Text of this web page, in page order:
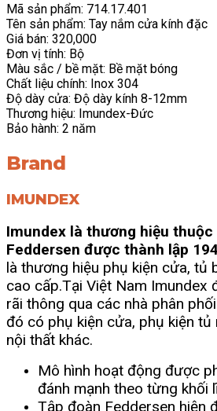
Mã sản phẩm: 714.17.401
Tên sản phẩm: Tay nắm cửa kính đặc
Giá bán: 320,000
Đơn vị tính: Bộ
Màu sắc / bề mặt: Bề mặt bóng
Chất liệu chính: Inox 304
Độ dày cửa: Độ dày kính 8-12mm
Thương hiệu: Imundex-Đức
Bảo hành: 2 năm
Brand
IMUNDEX
Imundex là thương hiệu thuộc
Feddersen được thành lập
là thương hiệu phụ kiện cửa, tủ
cao cấp.Tại Việt Nam Imundex
rãi thông qua các nhà phân
đó có phụ kiện cửa, phụ kiện tủ
nội thất khác.
Mô hình hoạt động được
đánh mạnh theo từng khối
Tập đoàn Feddersen hiện